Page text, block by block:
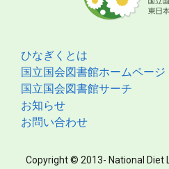
ひなぎくとは
国立国会図書館ホームページ
国立国会図書館サーチ
お知らせ
お問い合わせ
Copyright © 2013- National Diet